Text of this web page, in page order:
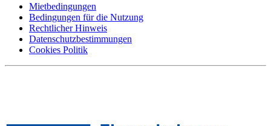
Mietbedingungen
Bedingungen für die Nutzung
Rechtlicher Hinweis
Datenschutzbestimmungen
Cookies Politik